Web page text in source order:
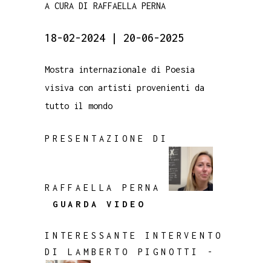
A CURA DI RAFFAELLA PERNA
18-02-2024 | 20-06-2025
Mostra internazionale di Poesia
visiva con artisti provenienti da
tutto il mondo
PRESENTAZIONE DI
RAFFAELLA PERNA
GUARDA VIDEO
INTERESSANTE INTERVENTO
DI LAMBERTO PIGNOTTI -